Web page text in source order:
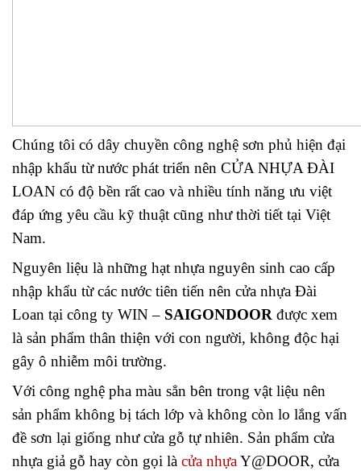
Chúng tôi có dây chuyền công nghệ sơn phủ hiện đại
nhập khẩu từ nước phát triển nên CỬA NHỰA ĐÀI
LOAN có độ bền rất cao và nhiều tính năng ưu việt
đáp ứng yêu cầu kỹ thuật cũng như thời tiết tại Việt
Nam.
Nguyên liệu là những hạt nhựa nguyên sinh cao cấp
nhập khẩu từ các nước tiên tiến nên cửa nhựa Đài
Loan tại công ty WIN – SAIGONDOOR được xem
là sản phẩm thân thiện với con người, không độc hại
gây ô nhiễm môi trường.
Với công nghệ pha màu sẳn bên trong vật liệu nên
sản phẩm không bị tách lớp và không còn lo lắng vấn
đề sơn lại giống như cửa gỗ tự nhiên. Sản phẩm cửa
nhựa giả gỗ hay còn gọi là cửa nhựaY@DOOR, cửa